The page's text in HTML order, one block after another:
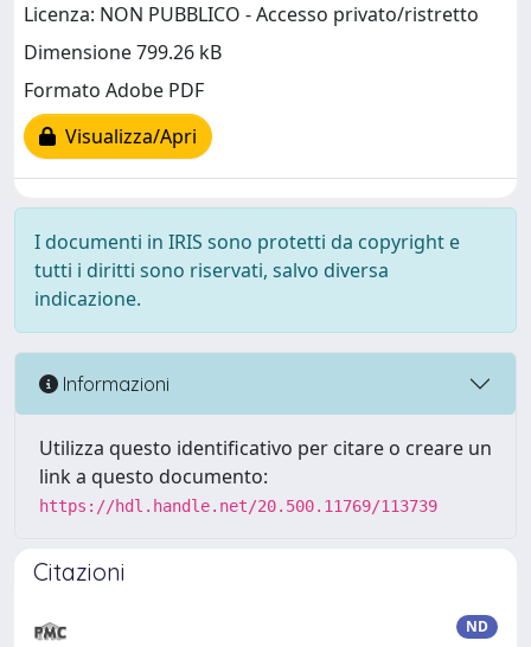
Licenza: NON PUBBLICO - Accesso privato/ristretto
Dimensione 799.26 kB
Formato Adobe PDF
Visualizza/Apri
I documenti in IRIS sono protetti da copyright e
tutti i diritti sono riservati, salvo diversa
indicazione.
Informazioni
Utilizza questo identificativo per citare o creare un
link a questo documento:
https://hdl.handle.net/20.500.11769/113739
Citazioni
ND